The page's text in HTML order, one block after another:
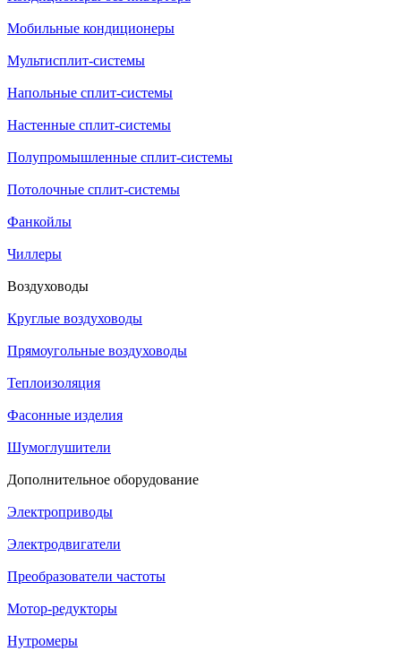
Мобильные кондиционеры
Мультисплит-системы
Напольные сплит-системы
Настенные сплит-системы
Полупромышленные сплит-системы
Потолочные сплит-системы
Фанкойлы
Чиллеры
Воздуховоды
Круглые воздуховоды
Прямоугольные воздуховоды
Теплоизоляция
Фасонные изделия
Шумоглушители
Дополнительное оборудование
Электроприводы
Электродвигатели
Преобразователи частоты
Мотор-редукторы
Нутромеры